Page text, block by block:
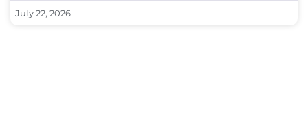
July 22, 2026